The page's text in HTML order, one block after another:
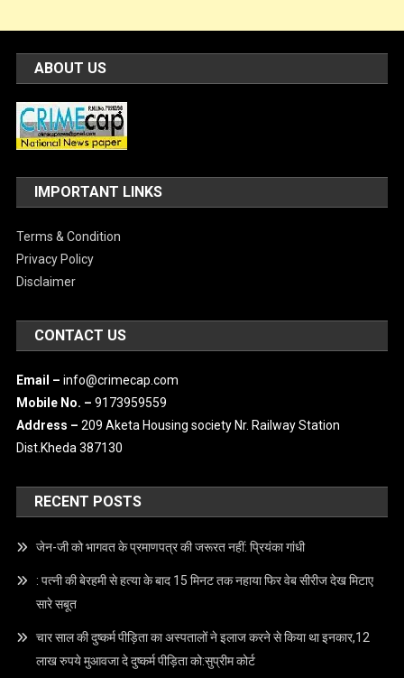
ABOUT US
IMPORTANT LINKS
Privacy Policy
Disclaimer
CONTACT US
Mobile No. –9173959559
Address – 209 Aketa Housing society Nr. Railway Station
Dist.Kheda 387130
RECENT POSTS
सारे सबूत
लाख रुपये मुआवजा दे दुष्कर्म पीड़िता को:सुप्रीम कोर्ट